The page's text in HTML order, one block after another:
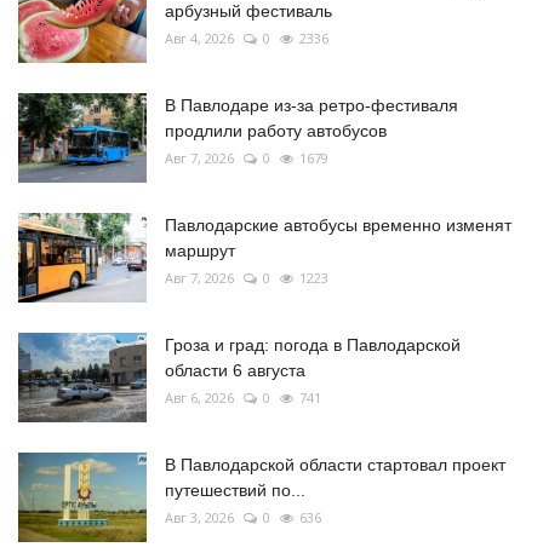
арбузный фестиваль
Авг 4, 2026 0 2336
В Павлодаре из-за ретро-фестиваля
продлили работу автобусов
Авг 7, 2026 0 1679
Павлодарские автобусы временно изменят
маршрут
Авг 7, 2026 0 1223
Гроза и град: погода в Павлодарской
области 6 августа
Авг 6, 2026 0 741
В Павлодарской области стартовал проект
путешествий по...
Авг 3, 2026 0 636